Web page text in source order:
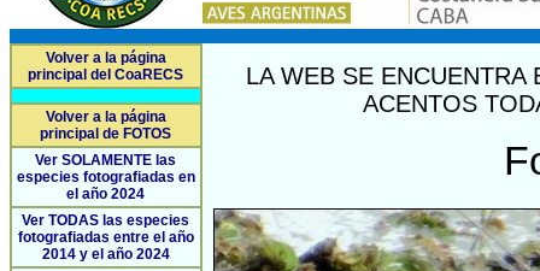
Volver a la página
principal del CoaRECS
Volver a la página
principal de FOTOS
Ver SOLAMENTE las
especies fotografiadas en
el año 2024
Ver TODAS las especies
fotografiadas entre el año
2014 y el año 2024
LA WEB SE
ACENTOS